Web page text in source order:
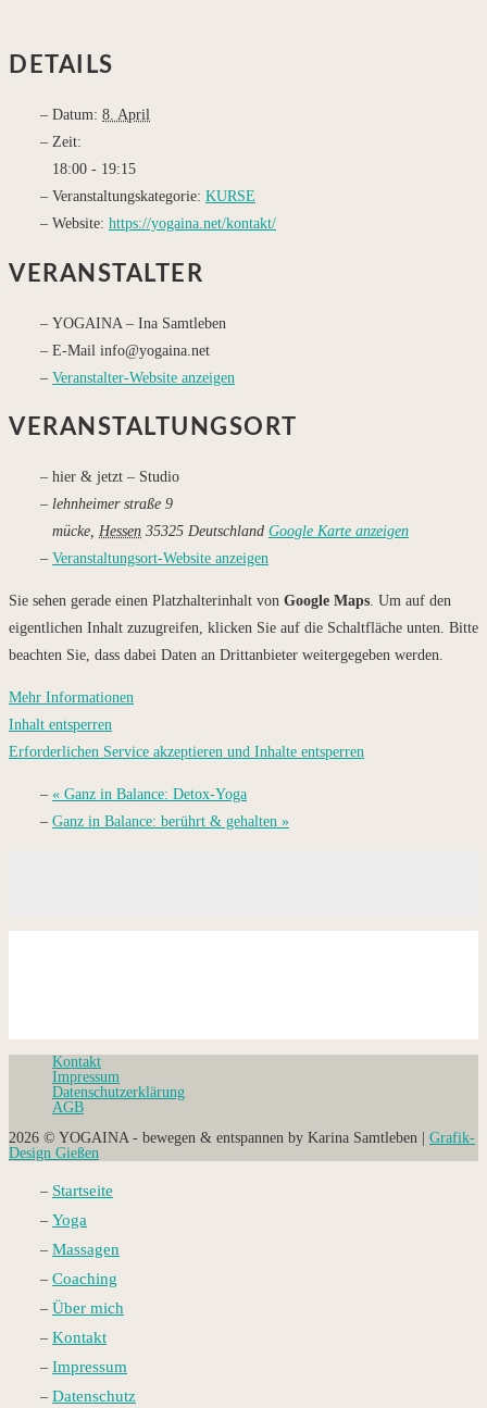
DETAILS
Datum: 8. April
Zeit:
18:00 - 19:15
Veranstaltungskategorie: KURSE
Website: https://yogaina.net/kontakt/
VERANSTALTER
YOGAINA – Ina Samtleben
E-Mail info@yogaina.net
Veranstalter-Website anzeigen
VERANSTALTUNGSORT
hier & jetzt – Studio
lehnheimer straße 9
mücke, Hessen 35325 Deutschland Google Karte anzeigen
Veranstaltungsort-Website anzeigen
Sie sehen gerade einen Platzhalterinhalt von Google Maps. Um auf den
eigentlichen Inhalt zuzugreifen, klicken Sie auf die Schaltfläche unten. Bitte
beachten Sie, dass dabei Daten an Drittanbieter weitergegeben werden.
Mehr Informationen
Inhalt entsperren
Erforderlichen Service akzeptieren und Inhalte entsperren
« Ganz in Balance: Detox-Yoga
Ganz in Balance: berührt & gehalten »
Kontakt
Impressum
Datenschutz­erklärung
AGB
2026 © YOGAINA - bewegen & entspannen by Karina Samtleben | Grafik-
Design Gießen
Startseite
Yoga
Massagen
Coaching
Über mich
Kontakt
Impressum
Datenschutz